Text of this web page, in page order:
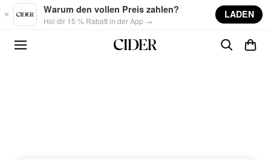
Skip to main content
Warum den vollen Preis zahlen?
Hol dir 15 % Rabatt in der App →
LADEN